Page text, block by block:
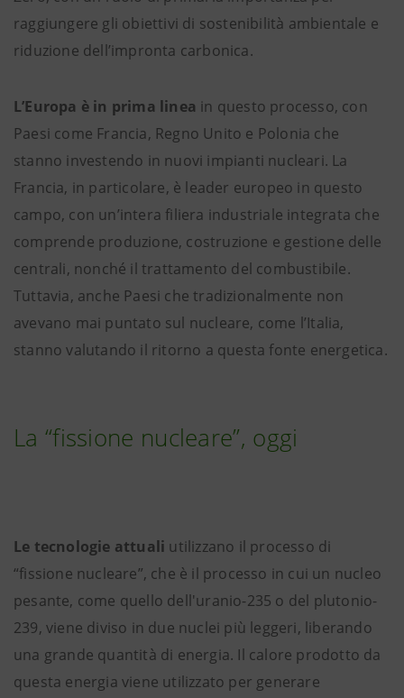
raggiungere gli obiettivi di sostenibilità ambientale e
riduzione dell’impronta carbonica.
L’Europa è in prima linea in questo processo, con
Paesi come Francia, Regno Unito e Polonia che
stanno investendo in nuovi impianti nucleari. La
Francia, in particolare, è leader europeo in questo
campo, con un’intera filiera industriale integrata che
comprende produzione, costruzione e gestione delle
centrali, nonché il trattamento del combustibile.
Tuttavia, anche Paesi che tradizionalmente non
avevano mai puntato sul nucleare, come l’Italia,
stanno valutando il ritorno a questa fonte energetica.
La “fissione nucleare”, oggi
Le tecnologie attuali utilizzano il processo di
“fissione nucleare”, che è il processo in cui un nucleo
pesante, come quello dell'uranio-235 o del plutonio-
239, viene diviso in due nuclei più leggeri, liberando
una grande quantità di energia. Il calore prodotto da
questa energia viene utilizzato per generare